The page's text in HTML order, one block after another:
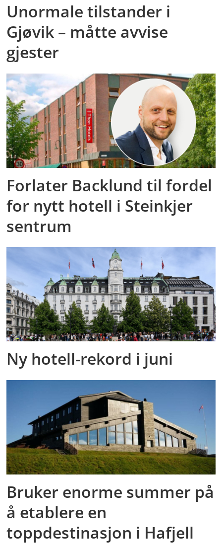
Unormale tilstander i
Gjøvik – måtte avvise
gjester
Forlater Backlund til fordel
for nytt hotell i Steinkjer
sentrum
Ny hotell-rekord i juni
Bruker enorme summer på
å etablere en
toppdestinasjon i Hafjell